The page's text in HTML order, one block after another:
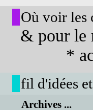
Où voir les
& pour le
*
fil d'idées
Archives ...